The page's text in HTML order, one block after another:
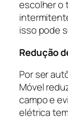
escolher o
isso pode
Redução
Por ser
Móvel
campo e
elétrica